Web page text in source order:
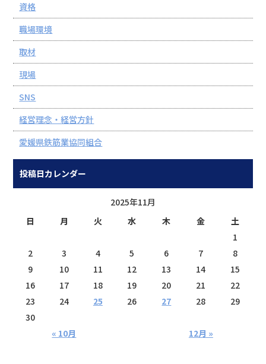
資格
職場環境
取材
現場
SNS
経営理念・経営方針
愛媛県鉄筋業協同組合
投稿日カレンダー
2025年11月
日
月 火 水 木 金 土
« 10月 12月 »
1
2
3 4 5 6 7
8
9
10 11 12 13 14
15
16
17 18 19 20 21
22
23
24 25 26 27 28
29
30